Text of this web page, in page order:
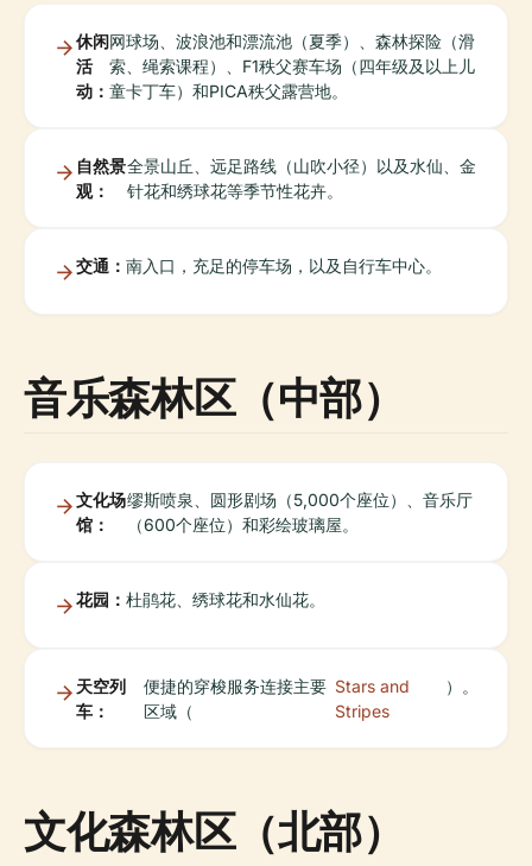
休闲
活
动：
网球场、波浪池和漂流池（夏季）、森林探险（滑
索、绳索课程）、F1秩父赛车场（四年级及以上儿
童卡丁车）和PICA秩父露营地。
自然景
观：
全景山丘、远足路线（山吹小径）以及水仙、金
针花和绣球花等季节性花卉。
交通： 南入口，充足的停车场，以及自行车中心。
音乐森林区（中部）
文化场
馆：
缪斯喷泉、圆形剧场（5,000个座位）、音乐厅
（600个座位）和彩绘玻璃屋。
花园： 杜鹃花、绣球花和水仙花。
天空列
车：
便捷的穿梭服务连接主要
区域（
Stars and
Stripes
）。
文化森林区（北部）